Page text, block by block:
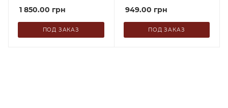
1 850.00 грн
ПОД ЗАКАЗ
949.00 грн
ПОД ЗАКАЗ